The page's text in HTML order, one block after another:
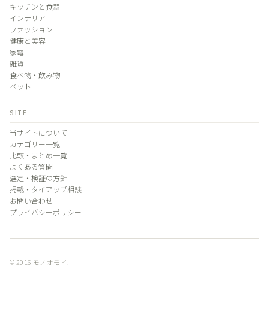
キッチンと食器
インテリア
ファッション
健康と美容
家電
雑貨
食べ物・飲み物
ペット
SITE
当サイトについて
カテゴリー一覧
比較・まとめ一覧
よくある質問
選定・検証の方針
掲載・タイアップ相談
お問い合わせ
プライバシーポリシー
© 2016 モノオモイ.